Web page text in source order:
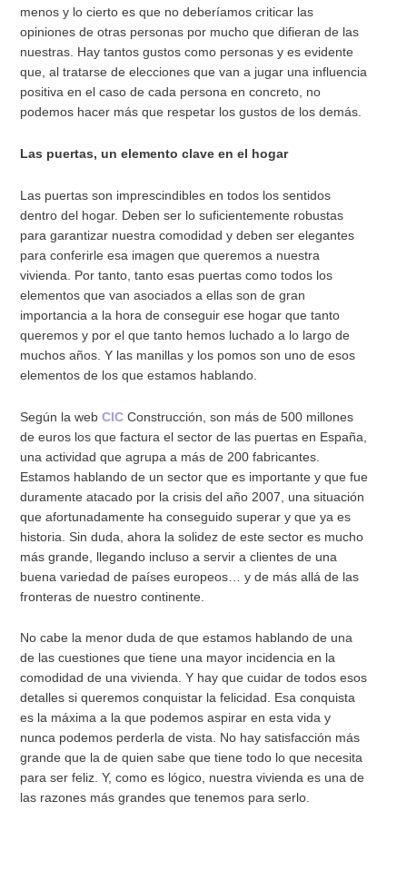
menos y lo cierto es que no deberíamos criticar las
opiniones de otras personas por mucho que difieran de las
nuestras. Hay tantos gustos como personas y es evidente
que, al tratarse de elecciones que van a jugar una influencia
positiva en el caso de cada persona en concreto, no
podemos hacer más que respetar los gustos de los demás.
Las puertas, un elemento clave en el hogar
Las puertas son imprescindibles en todos los sentidos
dentro del hogar. Deben ser lo suficientemente robustas
para garantizar nuestra comodidad y deben ser elegantes
para conferirle esa imagen que queremos a nuestra
vivienda. Por tanto, tanto esas puertas como todos los
elementos que van asociados a ellas son de gran
importancia a la hora de conseguir ese hogar que tanto
queremos y por el que tanto hemos luchado a lo largo de
muchos años. Y las manillas y los pomos son uno de esos
elementos de los que estamos hablando.
Según la webCIC Construcción, son más de 500 millones
de euros los que factura el sector de las puertas en España,
una actividad que agrupa a más de 200 fabricantes.
Estamos hablando de un sector que es importante y que fue
duramente atacado por la crisis del año 2007, una situación
que afortunadamente ha conseguido superar y que ya es
historia. Sin duda, ahora la solidez de este sector es mucho
más grande, llegando incluso a servir a clientes de una
buena variedad de países europeos… y de más allá de las
fronteras de nuestro continente.
No cabe la menor duda de que estamos hablando de una
de las cuestiones que tiene una mayor incidencia en la
comodidad de una vivienda. Y hay que cuidar de todos esos
detalles si queremos conquistar la felicidad. Esa conquista
es la máxima a la que podemos aspirar en esta vida y
nunca podemos perderla de vista. No hay satisfacción más
grande que la de quien sabe que tiene todo lo que necesita
para ser feliz. Y, como es lógico, nuestra vivienda es una de
las razones más grandes que tenemos para serlo.